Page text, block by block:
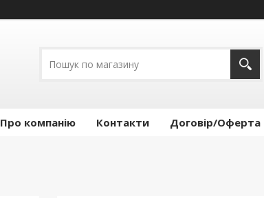
Про компанію Контакти Договір/Оферта